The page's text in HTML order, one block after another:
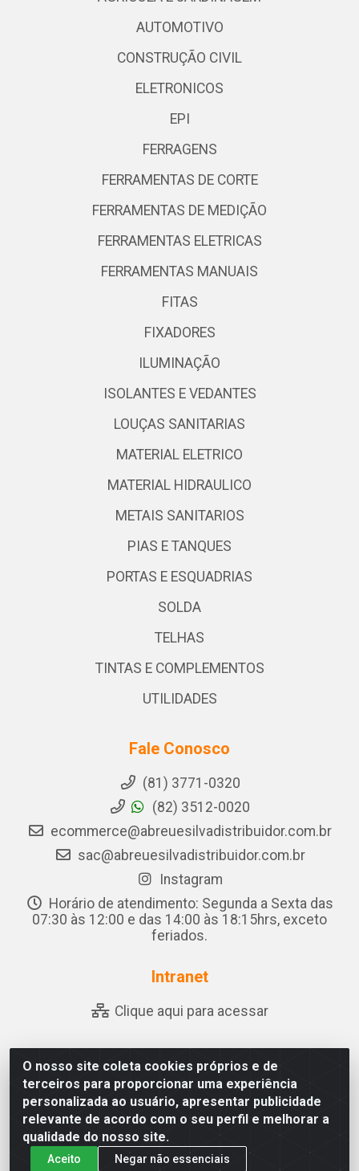
O nosso site coleta cookies próprios e de
terceiros para proporcionar uma experiência
personalizada ao usuário, apresentar publicidade
relevante de acordo com o seu perfil e melhorar a
qualidade do nosso site.
Aceito Negar não essenciais
AUTOMOTIVO
CONSTRUÇÃO CIVIL
ELETRONICOS
EPI
FERRAGENS
FERRAMENTAS DE CORTE
FERRAMENTAS DE MEDIÇÃO
FERRAMENTAS ELETRICAS
FERRAMENTAS MANUAIS
FITAS
FIXADORES
ILUMINAÇÃO
ISOLANTES E VEDANTES
LOUÇAS SANITARIAS
MATERIAL ELETRICO
MATERIAL HIDRAULICO
METAIS SANITARIOS
PIAS E TANQUES
PORTAS E ESQUADRIAS
SOLDA
TELHAS
TINTAS E COMPLEMENTOS
UTILIDADES
Fale Conosco
(81) 3771-0320
(82) 3512-0020
ecommerce@abreuesilvadistribuidor.com.br
sac@abreuesilvadistribuidor.com.br
Instagram
Horário de atendimento: Segunda a Sexta das
07:30 às 12:00 e das 14:00 às 18:15hrs, exceto
feriados.
Intranet
Clique aqui para acessar
Abreu & Silva - Rua Padre Jose de Souza Leite, 265 - Ariado,
Olho D'Água das Flores/AL - CEP 57.442-000 - CNPJ
04.790.656/0001-06